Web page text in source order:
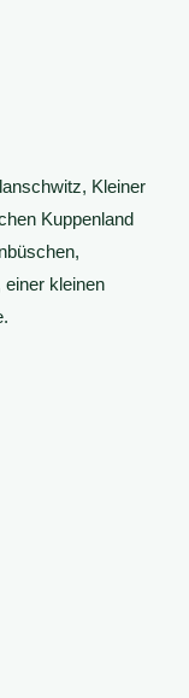
Kleiner
Kuppenland
einer kleinen